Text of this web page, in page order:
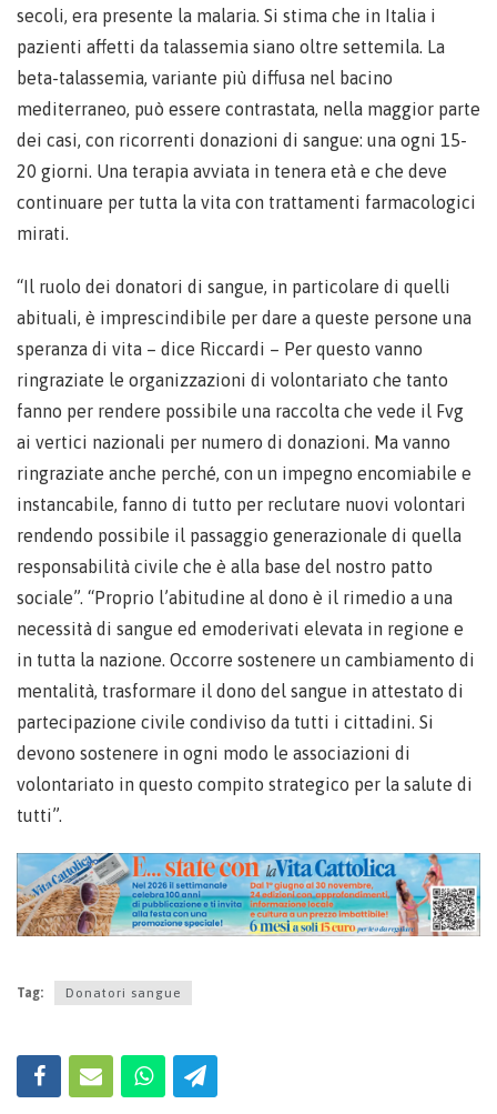
secoli, era presente la malaria. Si stima che in Italia i
pazienti affetti da talassemia siano oltre settemila. La
beta-talassemia, variante più diffusa nel bacino
mediterraneo, può essere contrastata, nella maggior parte
dei casi, con ricorrenti donazioni di sangue: una ogni 15-
20 giorni. Una terapia avviata in tenera età e che deve
continuare per tutta la vita con trattamenti farmacologici
mirati.
“Il ruolo dei donatori di sangue, in particolare di quelli
abituali, è imprescindibile per dare a queste persone una
speranza di vita – dice Riccardi – Per questo vanno
ringraziate le organizzazioni di volontariato che tanto
fanno per rendere possibile una raccolta che vede il Fvg
ai vertici nazionali per numero di donazioni. Ma vanno
ringraziate anche perché, con un impegno encomiabile e
instancabile, fanno di tutto per reclutare nuovi volontari
rendendo possibile il passaggio generazionale di quella
responsabilità civile che è alla base del nostro patto
sociale”. “Proprio l’abitudine al dono è il rimedio a una
necessità di sangue ed emoderivati elevata in regione e
in tutta la nazione. Occorre sostenere un cambiamento di
mentalità, trasformare il dono del sangue in attestato di
partecipazione civile condiviso da tutti i cittadini. Si
devono sostenere in ogni modo le associazioni di
volontariato in questo compito strategico per la salute di
tutti”.
Tag: Donatori sangue